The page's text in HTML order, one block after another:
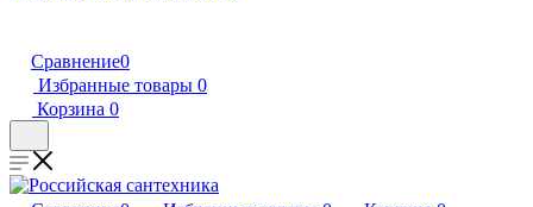
Сравнение0
Избранные товары 0
Корзина 0